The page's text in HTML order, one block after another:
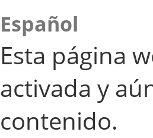
Español
Esta página
activada y
contenido.